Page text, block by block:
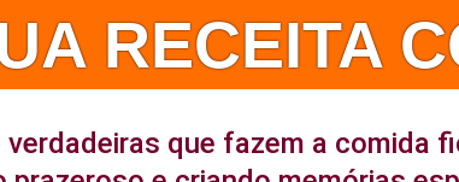
RECEITA
que fazem a comida